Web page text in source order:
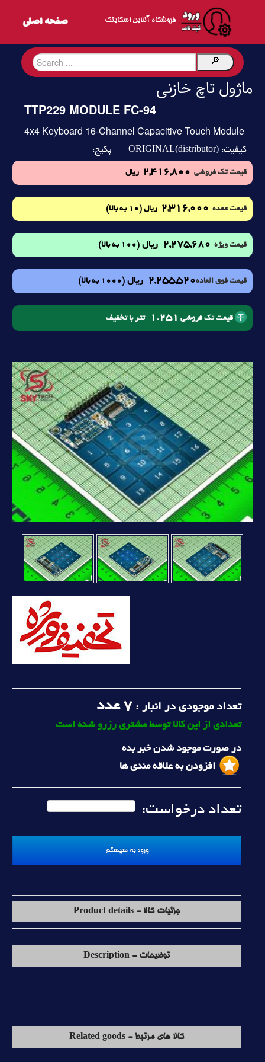
فروشگاه آنلاین اسکایتک
ماژول تاچ خازنی
TTP229 MODULE FC-94
4x4 Keyboard 16-Channel Capacitive Touch Module
کیفیت: ORIGINAL(distributor) پکیج:
قیمت تک فروشی 2,416,800 ریال
قیمت عمده 2,316,000 ریال (10 به بالا)
قیمت ویژه 2,275,680 ریال (100 به بالا)
قیمت فوق العاده2,255,520 ریال (1000 به بالا)
قیمت تک فروشی 1.251 تتر با تخفیف
تعداد موجودی در انبار : 7 عدد
تعدادی از این کالا توسط مشتری رزرو شده است
در صورت موجود شدن خبر بده
افزودن به علاقه مندی ها
تعداد درخواست:
جزئیات کالا - Product details
توضیحات - Description
کالا های مرتبط - Related goods